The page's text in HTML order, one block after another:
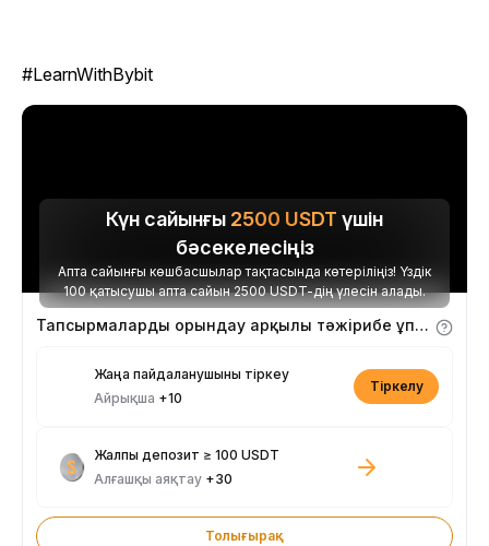
#LearnWithBybit
Күн сайынғы 2500 USDT үшін
бәсекелесіңіз
Апта сайынғы көшбасшылар тақтасында көтеріліңіз! Үздік
100 қатысушы апта сайын 2500 USDT-дің үлесін алады.
Тапсырмаларды орындау арқылы тәжірибе ұпайларын алыңыз
Жаңа пайдаланушыны тіркеу
Айрықша +10
Тіркелу
Жалпы депозит ≥ 100 USDT
Алғашқы аяқтау +30
Толығырақ